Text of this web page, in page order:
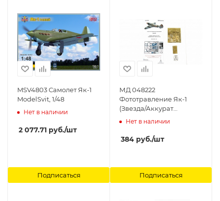
MSV4803 Самолет Як-1
ModelSvit, 1/48
Нет в наличии
2 077.71 руб./шт
Подписаться
МД 048222
Фототравление Як-1
(Звезда/Аккурат
Миниатюр/ Модел Свит)
Микродизайн
Нет в наличии
384 руб./шт
Подписаться